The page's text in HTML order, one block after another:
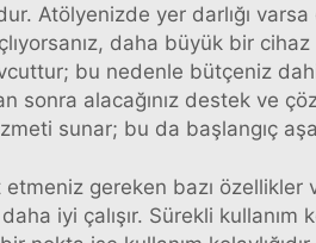
Atölyenizde yer darlığı
daha büyük bir
bu nedenle bütçeniz
sonra alacağınız destek
sunar; bu da başlangıç
gereken bazı
iyi çalışır. Sürekli